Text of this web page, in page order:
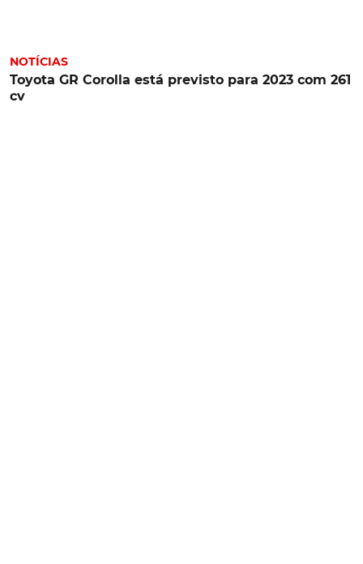
NOTÍCIAS
Toyota GR Corolla está previsto para 2023 com 261
cv